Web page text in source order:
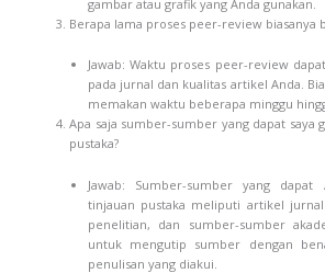
gambar atau grafik yang Anda gunakan.
Berapa lama proses peer-review biasanya
Jawab: Waktu proses peer-review
pada jurnal dan kualitas artikel Anda.
memakan waktu beberapa minggu
Apa saja sumber-sumber yang dapat saya
pustaka?
Jawab: Sumber-sumber yang dapat
tinjauan pustaka meliputi artikel
penelitian, dan sumber-sumber
untuk mengutip sumber dengan
penulisan yang diakui.